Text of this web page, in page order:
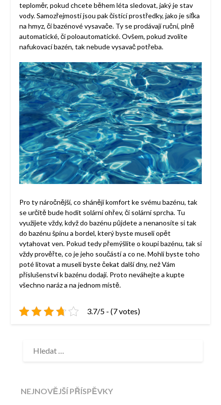
teploměr, pokud chcete během léta sledovat, jaký je stav
vody. Samozřejmostí jsou pak čistící prostředky, jako je síťka
na hmyz, či bazénové vysavače. Ty se prodávají ruční, plně
automatické, či poloautomatické. Ovšem, pokud zvolíte
nafukovací bazén, tak nebude vysavač potřeba.
Pro ty náročnější, co shánějí komfort ke svému bazénu, tak
se určitě bude hodit solární ohřev, či solární sprcha. Tu
využijete vždy, když do bazénu půjdete a nenanosíte si tak
do bazénu špínu a bordel, který byste museli opět
vytahovat ven. Pokud tedy přemýšlíte o koupi bazénu, tak si
vždy prověřte, co je jeho součástí a co ne. Mohli byste toho
poté litovat a museli byste čekat další dny, než Vám
příslušenství k bazénu dodají. Proto neváhejte a kupte
všechno naráz a na jednom místě.
3.7/5 - (7 votes)
NEJNOVĚJŠÍ PŘÍSPĚVKY